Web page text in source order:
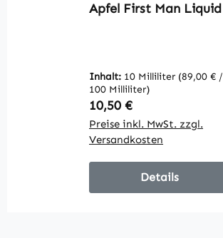
Apfel First Man Liquid
Inhalt: 10 Milliliter (89,00 € /
100 Milliliter)
Regulärer Preis:
10,50 €
Preise inkl. MwSt. zzgl.
Versandkosten
Details